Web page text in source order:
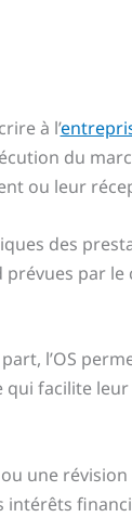
à l’
du
ou leur
des
par le
l’OS
qui facilite
une
intérêts